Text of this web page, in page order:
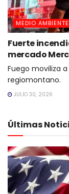
MEDIO AMBIENTE
Fuerte
mercado
Fuego moviliza
regiomontano.
JULIO 30, 2026
Últimas